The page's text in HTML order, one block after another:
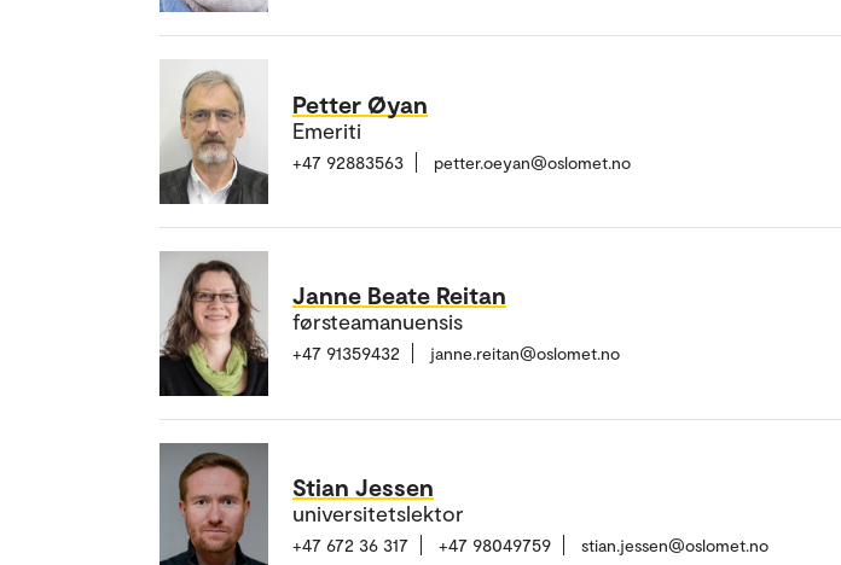
Petter Øyan
Emeriti
+47 92883563 petter.oeyan@oslomet.no
Janne Beate Reitan
førsteamanuensis
+47 91359432 janne.reitan@oslomet.no
Stian Jessen
universitetslektor
+47 672 36 317 +47 98049759 stian.jessen@oslomet.no